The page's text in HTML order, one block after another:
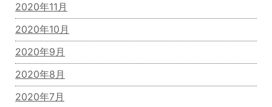
2020年11月
2020年10月
2020年9月
2020年8月
2020年7月